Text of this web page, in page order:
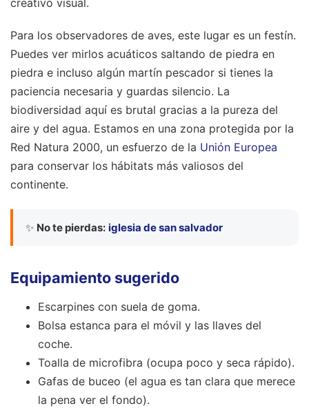
Para los observadores de aves, este lugar es un festín.
Puedes ver mirlos acuáticos saltando de piedra en
piedra e incluso algún martín pescador si tienes la
paciencia necesaria y guardas silencio. La
biodiversidad aquí es brutal gracias a la pureza del
aire y del agua. Estamos en una zona protegida por la
Red Natura 2000, un esfuerzo de la Unión Europea
para conservar los hábitats más valiosos del
continente.
✨ No te pierdas: iglesia de san salvador
Equipamiento sugerido
Escarpines con suela de goma.
Bolsa estanca para el móvil y las llaves del
coche.
Toalla de microfibra (ocupa poco y seca rápido).
Gafas de buceo (el agua es tan clara que merece
la pena ver el fondo).